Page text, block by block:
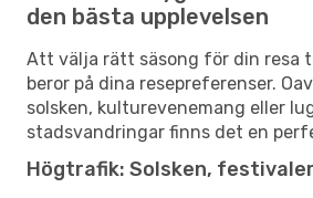
den bästa upplevelsen
Att välja rätt säsong för din resa
beror på dina resepreferenser.
solsken, kulturevenemang eller
stadsvandringar finns det en
Högtrafik: Solsken,